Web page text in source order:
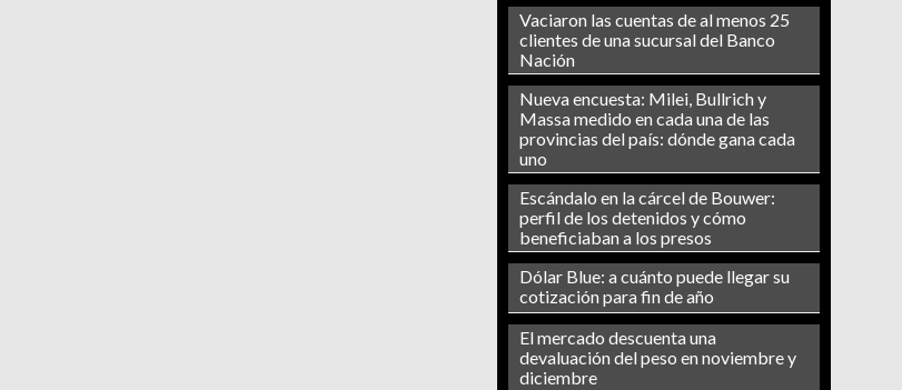
Vaciaron las cuentas de al menos 25
clientes de una sucursal del Banco
Nación
Nueva encuesta: Milei, Bullrich y
Massa medido en cada una de las
provincias del país: dónde gana cada
uno
Escándalo en la cárcel de Bouwer:
perfil de los detenidos y cómo
beneficiaban a los presos
Dólar Blue: a cuánto puede llegar su
cotización para fin de año
El mercado descuenta una
devaluación del peso en noviembre y
diciembre